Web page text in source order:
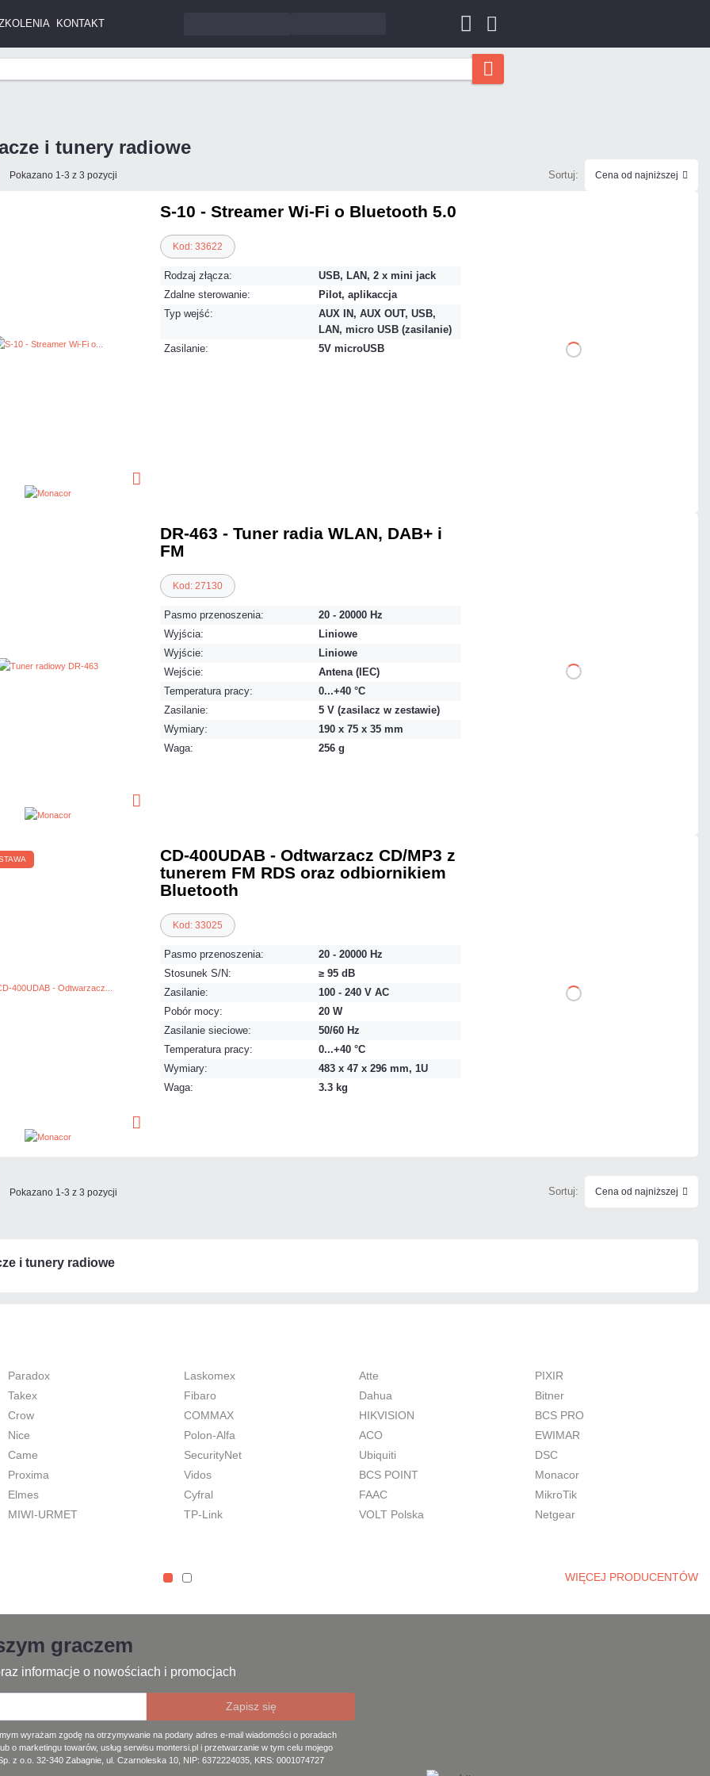
KONTAKT
i tunery radiowe
Pokazano 1-3 z 3 pozycji Sortuj: Cena od najniższej
S-10 - Streamer Wi-Fi o Bluetooth 5.0
Kod: 33622
Rodzaj złącza:
USB, LAN, 2 x mini jack
Zdalne sterowanie:
Pilot, aplikaccja
Typ wejść:
AUX IN, AUX OUT, USB,
LAN, micro USB (zasilanie)
Zasilanie:
5V microUSB
DO KOSZYKA
DR-463 - Tuner radia WLAN, DAB+ i
FM
Kod: 27130
Pasmo przenoszenia:
20 - 20000 Hz
Wyjścia:
Liniowe
Wyjście:
Liniowe
Wejście:
Antena (IEC)
Temperatura pracy:
0...+40 °C
Zasilanie:
5 V (zasilacz w zestawie)
Wymiary:
190 x 75 x 35 mm
Waga:
256 g
DO KOSZYKA
CD-400UDAB - Odtwarzacz CD/MP3 z
tunerem FM RDS oraz odbiornikiem
Bluetooth
Kod: 33025
Pasmo przenoszenia:
20 - 20000 Hz
Stosunek S/N:
≥ 95 dB
Zasilanie:
100 - 240 V AC
Pobór mocy:
20 W
Zasilanie sieciowe:
50/60 Hz
Temperatura pracy:
0...+40 °C
Wymiary:
483 x 47 x 296 mm, 1U
Waga:
3.3 kg
DO KOSZYKA
Pokazano 1-3 z 3 pozycji Sortuj: Cena od najniższej
i tunery radiowe
Paradox
Takex
Crow
Nice
Came
Proxima
Elmes
MIWI-URMET
Laskomex
Fibaro
COMMAX
Polon-Alfa
SecurityNet
Vidos
Cyfral
TP-Link
Atte
Dahua
HIKVISION
ACO
Ubiquiti
BCS POINT
FAAC
VOLT Polska
PIXIR
Bitner
BCS PRO
EWIMAR
DSC
Monacor
MikroTik
Netgear
WIĘCEJ PRODUCENTÓW
graczem
informacje o nowościach i promocjach
wyrażam zgodę na otrzymywanie na podany adres e-mail wiadomości o poradach
o marketingu towarów, usług serwisu montersi.pl i przetwarzanie w tym celu mojego
z o.o. 32-340 Zabagnie, ul. Czarnoleska 10, NIP: 6372224035, KRS: 0001074727